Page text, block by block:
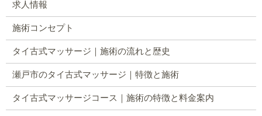
求人情報
施術コンセプト
タイ古式マッサージ｜施術の流れと歴史
瀬戸市のタイ古式マッサージ｜特徴と施術
タイ古式マッサージコース｜施術の特徴と料金案内